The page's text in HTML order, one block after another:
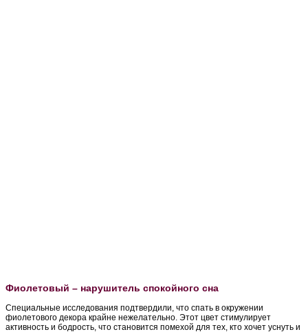
Фиолетовый – нарушитель спокойного сна
Специальные исследования подтвердили, что спать в окружении
фиолетового декора крайне нежелательно. Этот цвет стимулирует
активность и бодрость, что становится помехой для тех, кто хочет уснуть и